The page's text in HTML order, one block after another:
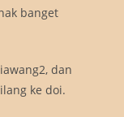
banget
dan
ke doi.